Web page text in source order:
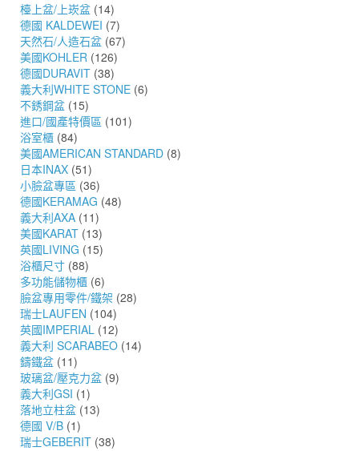
檯上盆/上崁盆 (14)
德國 KALDEWEI (7)
天然石/人造石盆 (67)
美國KOHLER (126)
德國DURAVIT (38)
義大利WHITE STONE (6)
不銹鋼盆 (15)
進口/國產特價區 (101)
浴室櫃 (84)
美國AMERICAN STANDARD (8)
日本INAX (51)
小臉盆專區 (36)
德國KERAMAG (48)
義大利AXA (11)
美國KARAT (13)
英國LIVING (15)
浴櫃尺寸 (88)
多功能儲物櫃 (6)
臉盆專用零件/鐵架 (28)
瑞士LAUFEN (104)
英國IMPERIAL (12)
義大利 SCARABEO (14)
鑄鐵盆 (11)
玻璃盆/壓克力盆 (9)
義大利GSI (1)
落地立柱盆 (13)
德國 V/B (1)
瑞士GEBERIT (38)